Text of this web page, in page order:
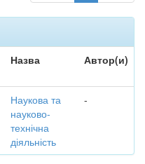
Назва Автор(и)
Наукова та
науково-
технічна
діяльність
-